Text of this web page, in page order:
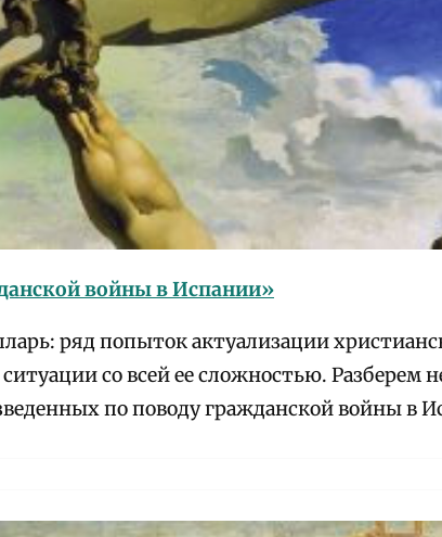
войны в Испании»
ряд попыток актуализации
со всей ее сложностью. Разберем
по поводу гражданской войны в